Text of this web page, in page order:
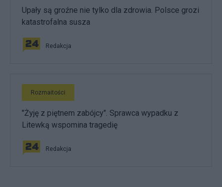
Upały są groźne nie tylko dla zdrowia. Polsce grozi
katastrofalna susza
Redakcja
Rozmaitości
"Żyję z piętnem zabójcy". Sprawca wypadku z
Litewką wspomina tragedię
Redakcja